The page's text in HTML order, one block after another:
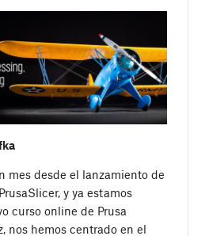
mes desde el lanzamiento de
y ya estamos
curso online de Prusa
nos hemos centrado en el